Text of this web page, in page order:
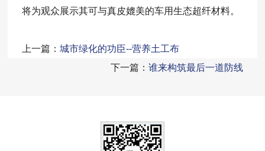
将为观众展示其可与真皮媲美的车用生态超纤材料。
上一篇：城市绿化的功臣--营养土工布
下一篇： 谁来构筑最后一道防线